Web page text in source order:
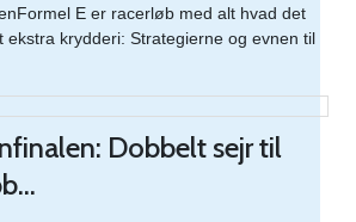
E er racerløb med alt hvad det
krydderi: Strategierne og evnen til
Dobbelt sejr til